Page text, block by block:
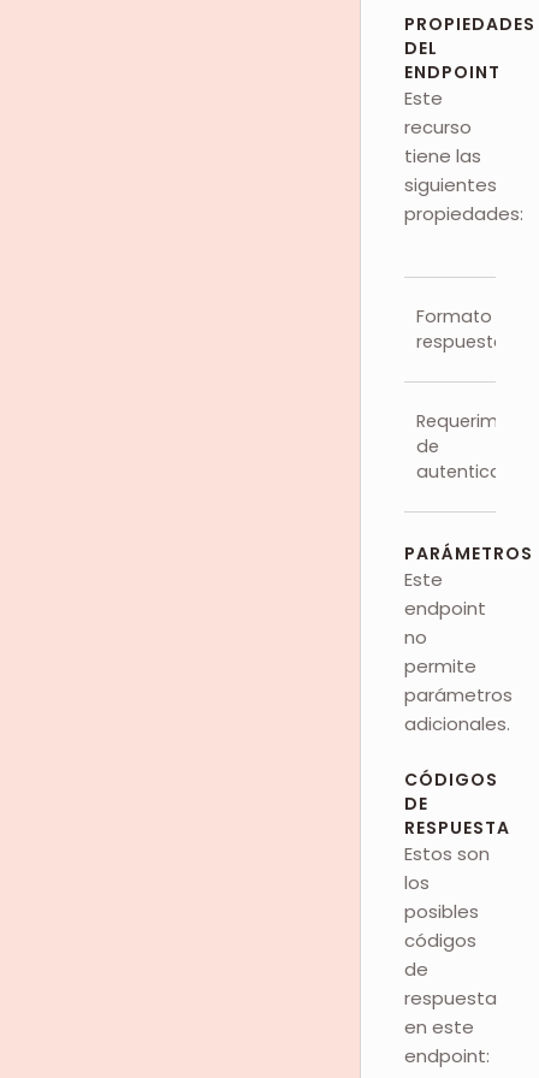
PROPIEDADES
DEL
ENDPOINT
Este
recurso
tiene las
siguientes
propiedades:
Formato de
respuesta
de
autenticación
PARÁMETROS
Este
endpoint
no
permite
parámetros
adicionales.
CÓDIGOS
DE
RESPUESTA
Estos son
los
posibles
códigos
de
respuesta
en este
endpoint: